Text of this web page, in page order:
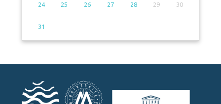
24 25 26 27 28 29 30
31